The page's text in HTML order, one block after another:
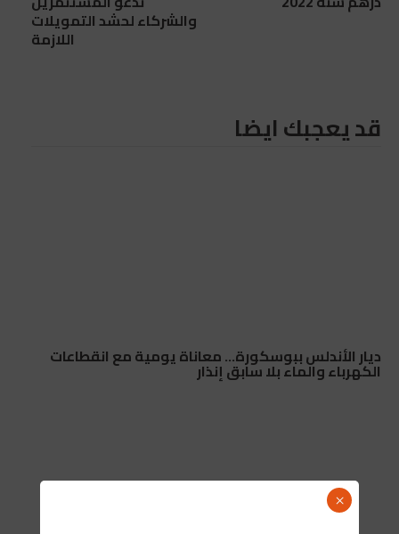
والشركاء لحشد التمويلات
اللازمة
قد يعجبك ايضا
ديار الأندلس ببوسكورة… معاناة يومية مع انقطاعات
الكهرباء والماء بلا سابق إنذار
×